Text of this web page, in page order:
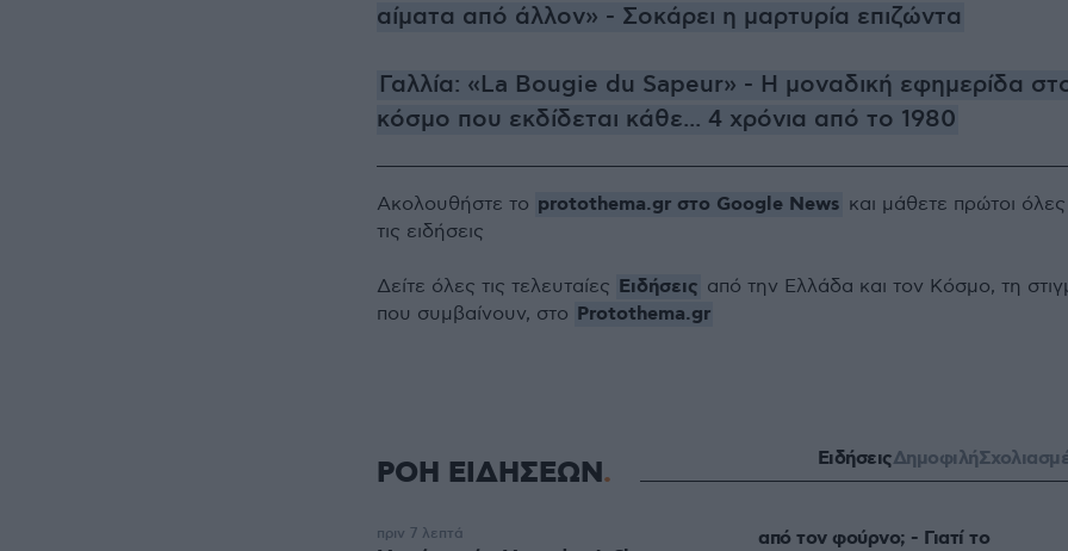
αίματα από άλλον» - Σοκάρει η μαρτυρία επιζώντα
Γαλλία: «La Bougie du Sapeur» - Η μοναδική εφημερίδα
κόσμο που εκδίδεται κάθε... 4 χρόνια από το 1980
Ακολουθήστε το protothema.gr στο Google News και μάθετε πρώτοι όλες
τις ειδήσεις
Δείτε όλες τις τελευταίες Ειδήσεις από την Ελλάδα και τον Κόσμο, τη
που συμβαίνουν, στο Protothema.gr
ΡΟΗ ΕΙΔΗΣΕΩΝ ΕιδήσειςΔημοφιλή
πριν 7 λεπτά
από τον φούρνο; - Γιατί το